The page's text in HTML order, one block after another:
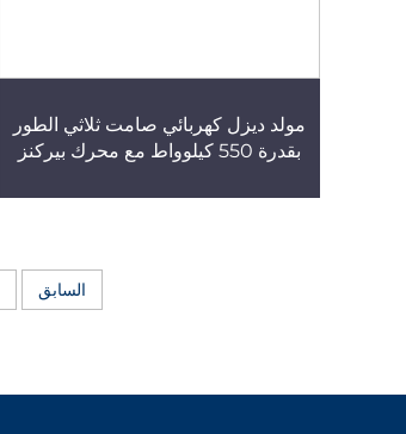
مولد ديزل كهربائي صامت ثلاثي الطور
بقدرة 550 كيلوواط مع محرك بيركنز
السابق